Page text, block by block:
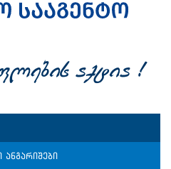
aqtia !
ანგარიშები